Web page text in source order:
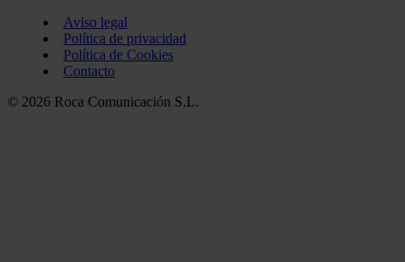
Aviso legal
Política de privacidad
Política de Cookies
Contacto
© 2026 Roca Comunicación S.L.